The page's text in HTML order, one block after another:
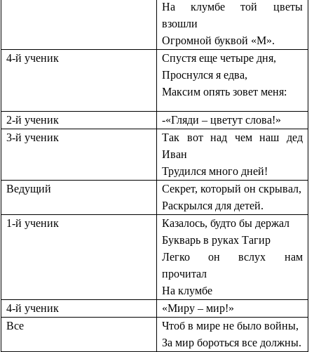
На клумбе той цветы
взошли
Огромной буквой «М».
4-й ученик
Спустя еще четыре дня,
Проснулся я едва,
Максим опять зовет меня:
2-й ученик
-«Гляди – цветут слова!»
3-й ученик
Так вот над чем наш дед
Иван
Трудился много дней!
Ведущий
Секрет, который он скрывал,
Раскрылся для детей.
1-й ученик
Казалось, будто бы держал
Букварь в руках Тагир
Легко он вслух нам
прочитал
На клумбе
4-й ученик
«Миру – мир!»
Все
Чтоб в мире не было войны,
За мир бороться все должны.